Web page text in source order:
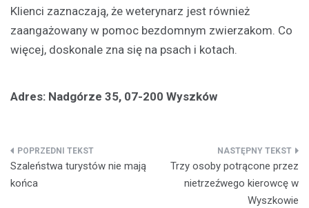
Klienci zaznaczają, że weterynarz jest również
zaangażowany w pomoc bezdomnym zwierzakom. Co
więcej, doskonale zna się na psach i kotach.
Adres: Nadgórze 35, 07-200 Wyszków
Nawigacja
wpisu
Szaleństwa turystów nie mają
końca
Trzy osoby potrącone przez
nietrzeźwego kierowcę w
Wyszkowie